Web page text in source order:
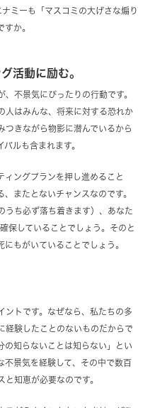
ミーも「マスコミの大げさな煽り
か。
活動に励む。
不景気にぴったりの行動です。
人はみんな、将来に対する恐れか
つきながら物影に潜んでいるから
ルも含まれます。
ィングプランを押し進めること
またとないチャンスなのです。
うち必ず落ち着きます）、あなた
保していることでしょう。そのと
もがいていることでしょう。
ントです。なぜなら、私たちの多
経験したことのないものだからで
の知らないことは知らない」とい
不景気を経験して、その中で数百
知恵が必要なのです。